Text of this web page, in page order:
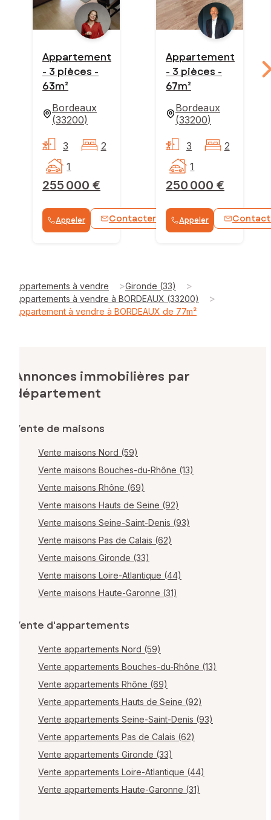
Appartement
- 3 pièces -
63m²
Bordeaux
(33200)
255 000 €
3
2
1
Appeler Contacter WhatsApp
Appartement
- 3 pièces -
67m²
Bordeaux
(33200)
250 000 €
3
2
1
Appeler
Appartements à vendre >Gironde (33) >
Appartements à vendre à BORDEAUX (33200) >
Appartement à vendre à BORDEAUX de 77m²
Annonces immobilières par
département
Vente de maisons
Vente maisons Nord (59)
Vente maisons Bouches-du-Rhône (13)
Vente maisons Rhône (69)
Vente maisons Hauts de Seine (92)
Vente maisons Seine-Saint-Denis (93)
Vente maisons Pas de Calais (62)
Vente maisons Gironde (33)
Vente maisons Loire-Atlantique (44)
Vente maisons Haute-Garonne (31)
Vente d'appartements
Vente appartements Nord (59)
Vente appartements Bouches-du-Rhône (13)
Vente appartements Rhône (69)
Vente appartements Hauts de Seine (92)
Vente appartements Seine-Saint-Denis (93)
Vente appartements Pas de Calais (62)
Vente appartements Gironde (33)
Vente appartements Loire-Atlantique (44)
Vente appartements Haute-Garonne (31)